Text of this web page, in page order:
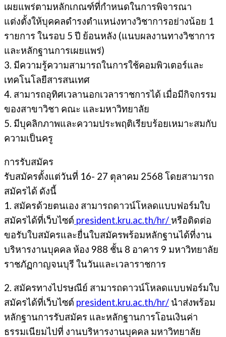
เผยแพร่ตามหลักเกณฑ์ที่กําหนดในการพิจารณา
แต่งตั้งให้บุคคลดํารงตําแหน่งทางวิชาการอย่างน้อย 1
รายการ ในรอบ 5 ปี ย้อนหลัง (แนบผลงานทางวิชาการ
และหลักฐานการเผยแพร่)
3. มีความรู้ความสามารถในการใช้คอมพิวเตอร์และ
เทคโนโลยีสารสนเทศ
4. สามารถอุทิศเวลานอกเวลาราชการได้ เมื่อมีกิจกรรม
ของสาขาวิชา คณะ และมหาวิทยาลัย
5. มีบุคลิกภาพและความประพฤติเรียบร้อยเหมาะสมกับ
ความเป็นครู
การรับสมัคร
รับสมัครตั้งแต่วันที่ 16- 27 ตุลาคม 2568 โดยสามารถ
สมัครได้ ดังนี้
1. สมัครด้วยตนเอง สามารถดาวน์โหลดแบบฟอร์มใบ
สมัครได้ที่เว็บไซต์ president.kru.ac.th/hr/ หรือติดต่อ
ขอรับใบสมัครและยื่นใบสมัครพร้อมหลักฐานได้ที่งาน
บริหารงานบุคคล ห้อง 988 ชั้น 8 อาคาร 9 มหาวิทยาลัย
ราชภัฏกาญจนบุรี ในวันและเวลาราชการ
2. สมัครทางไปรษณีย์ สามารถดาวน์โหลดแบบฟอร์มใบ
สมัครได้ที่เว็บไซต์ president.kru.ac.th/hr/ นําส่งพร้อม
หลักฐานการรับสมัคร และหลักฐานการโอนเงินค่า
ธรรมเนียมไปที่ งานบริหารงานบุคคล มหาวิทยาลัย